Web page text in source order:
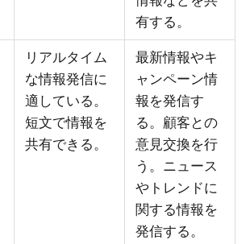
有する。
リアルタイム
な情報発信に
適している。
短文で情報を
共有できる。
最新情報やキ
ャンペーン情
報を発信す
る。顧客との
意見交換を行
う。ニュース
やトレンドに
関する情報を
発信する。